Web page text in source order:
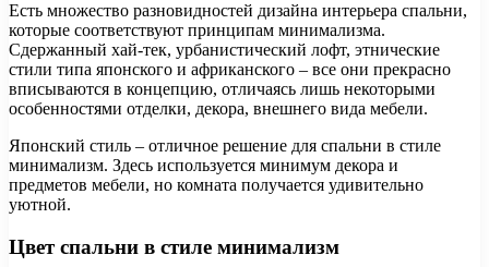
Есть множество разновидностей дизайна интерьера спальни,
которые соответствуют принципам минимализма.
Сдержанный хай-тек, урбанистический лофт, этнические
стили типа японского и африканского – все они прекрасно
вписываются в концепцию, отличаясь лишь некоторыми
особенностями отделки, декора, внешнего вида мебели.
Японский стиль – отличное решение для спальни в стиле
минимализм. Здесь используется минимум декора и
предметов мебели, но комната получается удивительно
уютной.
Цвет спальни в стиле минимализм